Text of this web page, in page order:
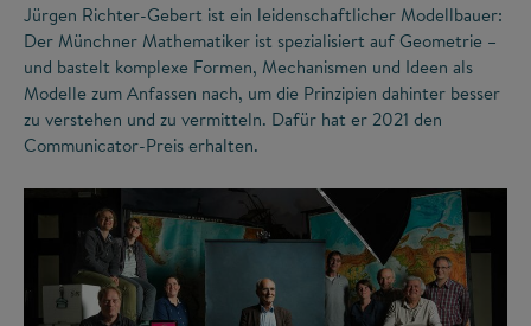
Jürgen Richter-Gebert ist ein leidenschaftlicher Modellbauer:
Der Münchner Mathematiker ist spezialisiert auf Geometrie –
und bastelt komplexe Formen, Mechanismen und Ideen als
Modelle zum Anfassen nach, um die Prinzipien dahinter besser
zu verstehen und zu vermitteln. Dafür hat er 2021 den
Communicator-Preis erhalten.